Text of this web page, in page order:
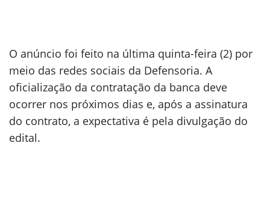
O anúncio foi feito na última quinta-feira (2) por
meio das redes sociais da Defensoria. A
oficialização da contratação da banca deve
ocorrer nos próximos dias e, após a assinatura
do contrato, a expectativa é pela divulgação do
edital.